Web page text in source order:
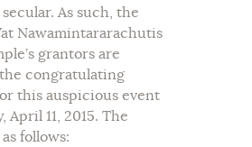
As such, the
Nawamintararachutis
grantors are
congratulating
this auspicious event
April 11, 2015. The
follows: